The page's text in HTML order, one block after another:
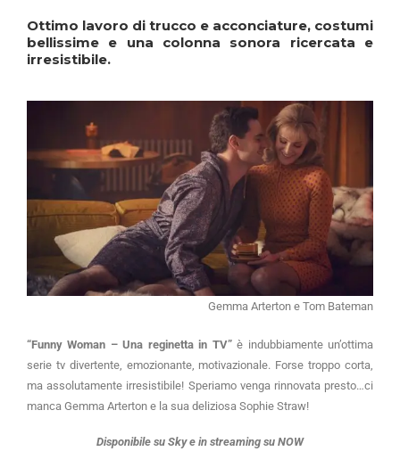
Ottimo lavoro di trucco e acconciature, costumi
bellissime e una colonna sonora ricercata e
irresistibile.
Gemma Arterton e Tom Bateman
“Funny Woman – Una reginetta in TV”è indubbiamente un’ottima
serie tv divertente, emozionante, motivazionale. Forse troppo corta,
ma assolutamente irresistibile! Speriamo venga rinnovata presto…ci
manca Gemma Arterton e la sua deliziosa Sophie Straw!
Disponibile su Sky e in streaming su NOW